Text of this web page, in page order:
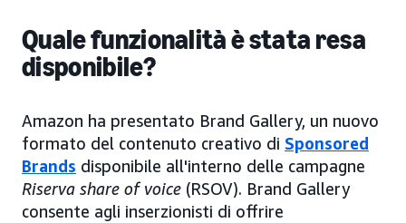
Quale funzionalità è stata resa
disponibile?
Amazon ha presentato Brand Gallery, un nuovo
formato del contenuto creativo di Sponsored
Brands disponibile all'interno delle campagne
Riserva share of voice (RSOV). Brand Gallery
consente agli inserzionisti di offrire